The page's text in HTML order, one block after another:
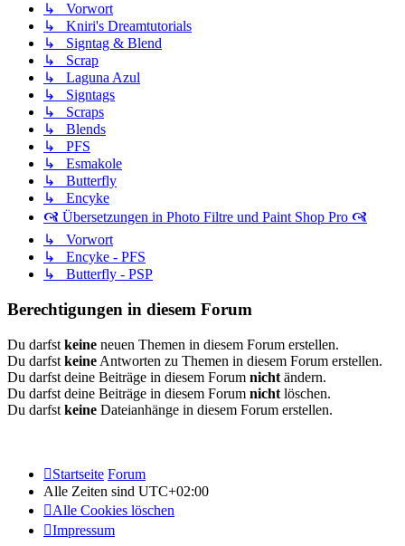
↳ Vorwort
↳ Kniri's Dreamtutorials
↳ Signtag & Blend
↳ Scrap
↳ Laguna Azul
↳ Signtags
↳ Scraps
↳ Blends
↳ PFS
↳ Esmakole
↳ Butterfly
↳ Encyke
🙧 Übersetzungen in Photo Filtre und Paint Shop Pro 🙧
↳ Vorwort
↳ Encyke - PFS
↳ Butterfly - PSP
Berechtigungen in diesem Forum
Du darfst keine neuen Themen in diesem Forum erstellen.
Du darfst keine Antworten zu Themen in diesem Forum erstellen.
Du darfst deine Beiträge in diesem Forum nicht ändern.
Du darfst deine Beiträge in diesem Forum nicht löschen.
Du darfst keine Dateianhänge in diesem Forum erstellen.
Startseite Forum
Alle Zeiten sind UTC+02:00
Alle Cookies löschen
Impressum